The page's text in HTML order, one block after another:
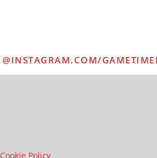
@INSTAGRAM.COM/
Cookie Policy